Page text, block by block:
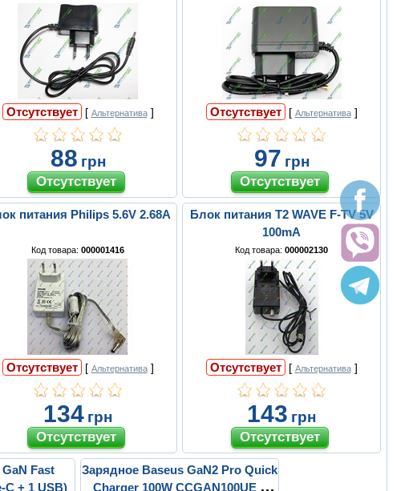
Отсутствует [ Альтернатива]
88 грн
Отсутствует [ Альтернатива]
97 грн
питания Philips 5.6V 2.68A
Код товара: 000001416
Отсутствует [ Альтернатива]
134 грн
Блок питания T2 WAVE F-TV 5V
100mA
Код товара: 000002130
Отсутствует [ Альтернатива]
143 грн
Fast
C + 1 USB)
Зарядное Baseus GaN2 Pro Quick
Charger 100W CCGAN100UE +